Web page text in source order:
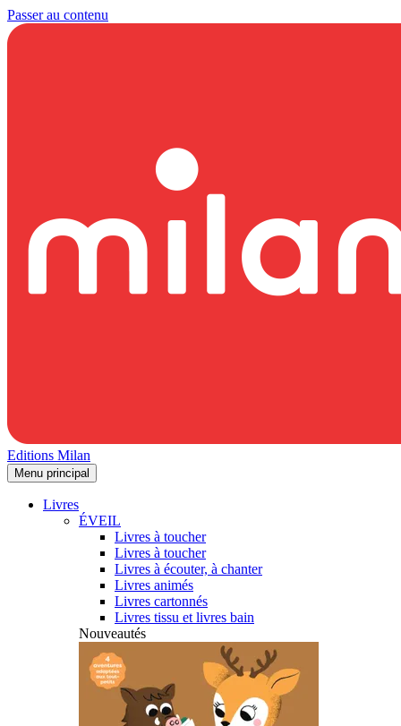
Passer au contenu
Editions Milan
Menu principal
Livres
ÉVEIL
Livres à toucher
Livres à toucher
Livres à écouter, à chanter
Livres animés
Livres cartonnés
Livres tissu et livres bain
Nouveautés